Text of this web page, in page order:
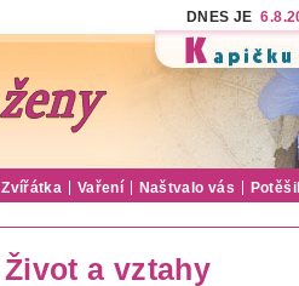
DNES JE
Zvířátka Vaření Naštvalo vás
Život a vztahy